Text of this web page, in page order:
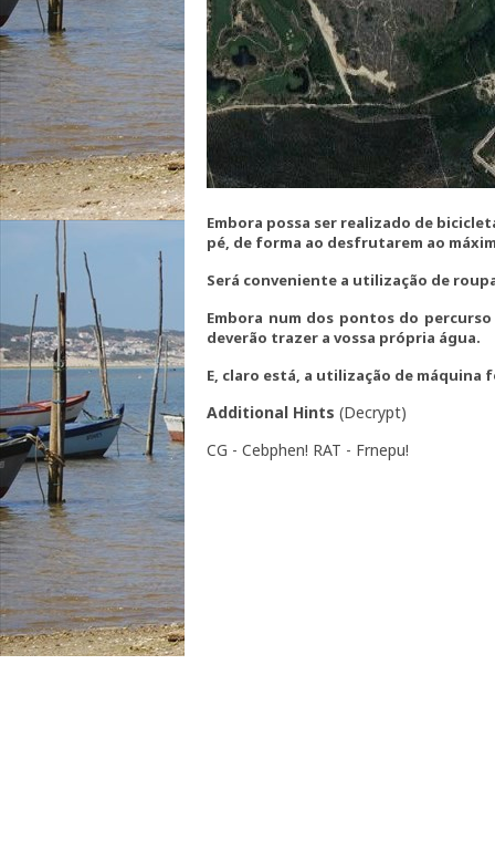
Embora possa ser realizado de
pé, de forma ao desfrutarem ao
Será conveniente a utilização de
Embora num dos pontos do
deverão trazer a vossa própria água.
E, claro está, a utilização de
Additional Hints (Decrypt)
CG - Cebphen! RAT - Frnepu!